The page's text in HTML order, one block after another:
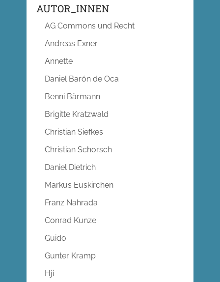
AUTOR_INNEN
AG Commons und Recht
Andreas Exner
Annette
Daniel Barón de Oca
Benni Bärmann
Brigitte Kratzwald
Christian Siefkes
Christian Schorsch
Daniel Dietrich
Markus Euskirchen
Franz Nahrada
Conrad Kunze
Guido
Gunter Kramp
Hji